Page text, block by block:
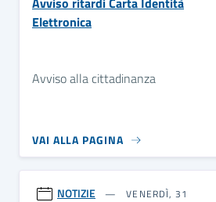
Elettronica
Avviso alla cittadinanza
VAI ALLA PAGINA
NOTIZIE
VENERDÌ, 31